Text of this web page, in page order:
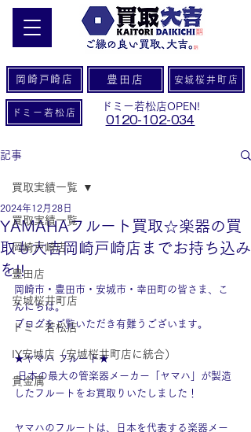
岡崎戸崎店 豊田店 安城桜井町店
ドミー若松店
ドミー若松店OPEN!
0120-102-034
記事
買取実績一覧
岡崎戸崎店
豊田店
安城桜井町店
ドミー若松店
IY安城店（安城桜井町店に統合）
貴金属
買取実績一覧
YAMAHAフルート買取☆楽器の買
取も大吉岡崎戸崎店までお持ち込み
を!!
2024年12月28日
岡崎市・豊田市・安城市・幸田町の皆さま、こ
んにちは。
ブログをご覧いただき有難うございます。
★ヤマハ フルート★
日本の最大の管楽器メーカー「ヤマハ」が製造
したフルートをお買取りいたしました！
ヤマハのフルートは、日本を代表する楽器メー